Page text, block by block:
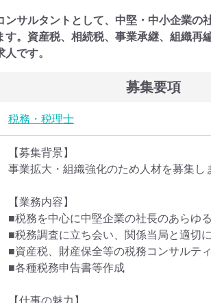
ンサルタントとして、中堅・中小企業の
す。資産税、相続税、事業承継、組織再
です。
募集要項
税務・税理士
【募集背景】
事業拡大・組織強化のため人材を募集し
【業務内容】
■税務を中心に中堅企業の社長のあらゆ
■税務調査に立ち会い、関係当局と適切
■資産税、財産保全等の税務コンサルテ
■各種税務申告書等作成
【仕事の魅力】